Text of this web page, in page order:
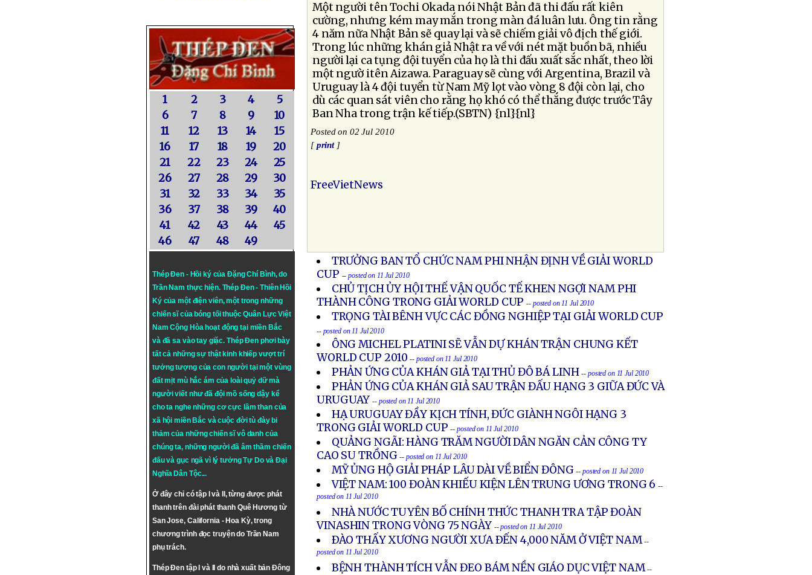
1 2 3 4
5
6
7 8 9
10
11
12 13 14
15
16
17 18 19
20
21
22 23 24
25
26
27 28 29
30
31
32 33 34
35
36
37 38 39
40
41
42 43 44
45
46
47 48 49
Thép Đen - Hồi ký của Đặng Chí Bình, do
Trần Nam thực hiện. Thép Đen- Thiên Hồi
Ký của một điện viên, một trong những
chiến sĩ của bóng tối thuộc Quân Lực Việt
Nam Cộng Hòa hoạt động tại miền Bắc
và đã sa vào tay giặc. Thép Đen phơi bày
tất cả những sự thật kinh khiếp vượt trí
tưởng tượng của con người tại một vùng
đất mịt mù hắc ám của loài quỷ dữ mà
người viết như đã đội mồ sống dậy kể
cho ta nghe những cơ cực lầm than của
xã hội miền Bắc và cuộc đời tù đày bi
thảm của những chiến sĩ vô danh của
chúng ta, những người đã âm thầm chiến
đấu và gục ngã vì lý tưởngTự DovàĐại
Nghĩa Dân Tộc...
Ở đây chỉ có tập I và II, từng được phát
thanh trên đài phát thanh Quê Hương từ
San Jose, California - Hoa Kỳ, trong
chương trình đọc truyện do Trần Nam
phụ trách.
Thép Đen tập I và II do nhà xuất bản Đông
Một người tên Tochi Okada nói Nhật Bản đã thi đấu rất kiên
cường, nhưng kém may mắn trong màn đá luân lưu. Ông tin rằng
4 năm nữa Nhật Bản sẽ quay lại và sẽ chiếm giải vô địch thế giới.
Trong lúc những khán giả Nhật ra về với nét mặt buồn bã, nhiều
người lại ca tụng đội tuyển của họ là thi đấu xuất sắc nhất, theo lời
một ngườ itên Aizawa. Paraguay sẽ cùng với Argentina, Brazil và
Uruguay là 4 đội tuyển từ Nam Mỹ lọt vào vòng 8 đội còn lại, cho
dù các quan sát viên cho rằng họ khó có thể thắng được trước Tây
Ban Nha trong trận kế tiếp.(SBTN) {nl}{nl}
Posted on 02 Jul 2010
[print]
FreeVietNews
TRƯỞNG BAN TỔ CHỨC NAM PHI NHẬN ĐỊNH VỀ GIẢI WORLD
CUP -- posted on 11 Jul 2010
CHỦ TỊCH ỦY HỘI THẾ VẬN QUỐC TẾ KHEN NGỢI NAM PHI
THÀNH CÔNG TRONG GIẢI WORLD CUP -- posted on 11 Jul 2010
TRỌNG TÀI BÊNH VỰC CÁC ĐỒNG NGHIỆP TẠI GIẢI WORLD CUP
-- posted on 11 Jul 2010
ÔNG MICHEL PLATINI SẼ VẪN DỰ KHÁN TRẬN CHUNG KẾT
WORLD CUP 2010 -- posted on 11 Jul 2010
PHẢN ỨNG CỦA KHÁN GIẢ TẠI THỦ ĐÔ BÁ LINH -- posted on 11 Jul 2010
PHẢN ỨNG CỦA KHÁN GIẢ SAU TRẬN ĐẤU HẠNG 3 GIỮA ĐỨC VÀ
URUGUAY -- posted on 11 Jul 2010
HẠ URUGUAY ĐẦY KỊCH TÍNH, ĐỨC GIÀNH NGÔI HẠNG 3
TRONG GIẢI WORLD CUP -- posted on 11 Jul 2010
QUẢNG NGÃI: HÀNG TRĂM NGƯỜI DÂN NGĂN CẢN CÔNG TY
CAO SU TRỒNG-- posted on 11 Jul 2010
MỸ ỦNG HỘ GIẢI PHÁP LÂU DÀI VỀ BIỂN ĐÔNG-- posted on 11 Jul 2010
VIỆT NAM: 100 ĐOÀN KHIẾU KIỆN LÊN TRUNG ƯƠNG TRONG 6 --
posted on 11 Jul 2010
NHÀ NƯỚC TUYÊN BỐ CHÍNH THỨC THANH TRA TẬP ĐOÀN
VINASHIN TRONG VÒNG 75 NGÀY -- posted on 11 Jul 2010
ÐÀO THẤY XƯƠNG NGƯỜI XƯA ÐẾN 4,000 NĂM Ở VIỆT NAM --
posted on 11 Jul 2010
BỆNH THÀNH TÍCH VẪN ĐEO BÁM NỀN GIÁO DỤC VIỆT NAM--